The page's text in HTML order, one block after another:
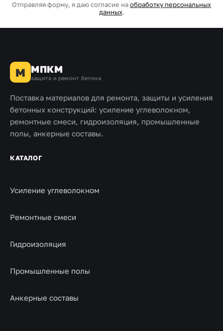
Отправляя форму, я даю согласие наобработку персональных
данных.
М МПКМ
защита и ремонт бетона
Поставка материалов для ремонта, защиты и усиления
бетонных конструкций: усиление углеволокном,
ремонтные смеси, гидроизоляция, промышленные
полы, анкерные составы.
КАТАЛОГ
Усиление углеволокном
Ремонтные смеси
Гидроизоляция
Промышленные полы
Анкерные составы